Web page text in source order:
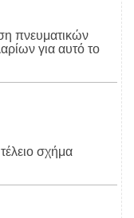
πνευματικών
για αυτό το
σχήμα